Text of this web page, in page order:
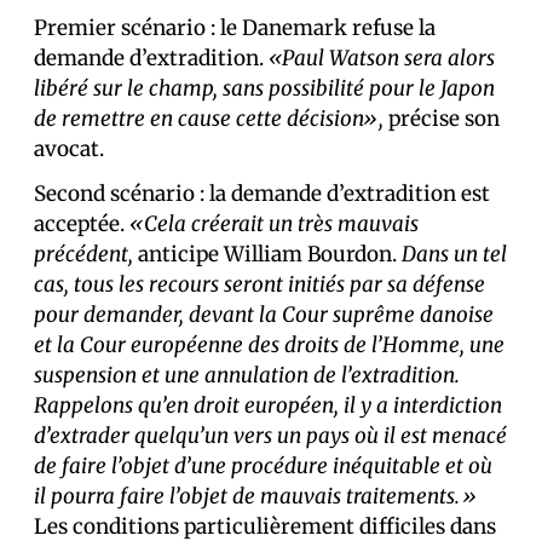
Premier scénario : le Danemark refuse la
demande d’extradition. «Paul Watson sera alors
libéré sur le champ, sans possibilité pour le Japon
de remettre en cause cette décision», précise son
avocat.
Second scénario : la demande d’extradition est
acceptée. «Cela créerait un très mauvais
précédent, anticipe William Bourdon.Dans un tel
cas, tous les recours seront initiés par sa défense
pour demander, devant la Cour suprême danoise
et la Cour européenne des droits de l’Homme, une
suspension et une annulation de l’extradition.
Rappelons qu’en droit européen, il y a interdiction
d’extrader quelqu’un vers un pays où il est menacé
de faire l’objet d’une procédure inéquitable et où
il pourra faire l’objet de mauvais traitements.»
Les conditions particulièrement difficiles dans